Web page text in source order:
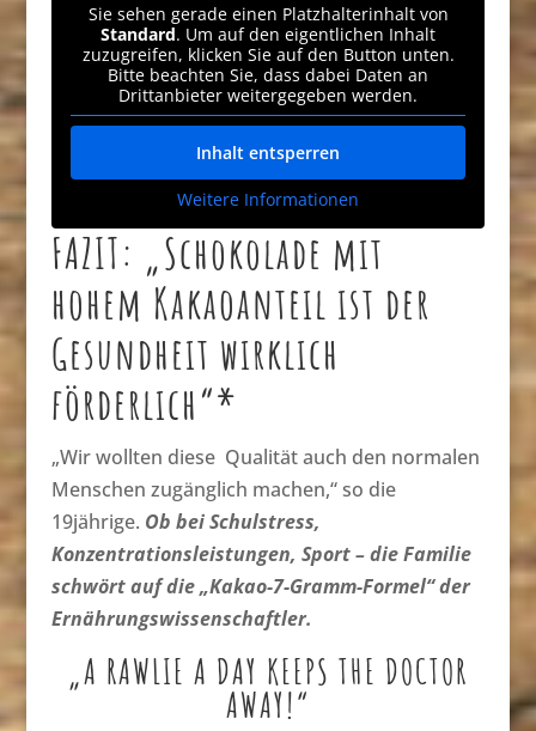
Sie sehen gerade einen Platzhalterinhalt von
Standard. Um auf den eigentlichen Inhalt
zuzugreifen, klicken Sie auf den Button unten.
Bitte beachten Sie, dass dabei Daten an
Drittanbieter weitergegeben werden.
Inhalt entsperren
Weitere Informationen
FAZIT: „Schokolade mit
hohem Kakaoanteil ist der
Gesundheit wirklich
förderlich“*
„Wir wollten diese Qualität auch den normalen
Menschen zugänglich machen,“ so die
19jährige. Ob bei Schulstress,
Konzentrationsleistungen, Sport – die Familie
schwört auf die „Kakao-7-Gramm-Formel“ der
Ernährungswissenschaftler.
„A RAWLIE A DAY KEEPS THE DOCTOR
AWAY!“